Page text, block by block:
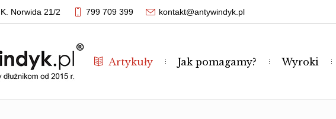
Norwida 21/2 799 709 399 kontakt@antywindyk.pl
Artykuły Jak pomagamy? Wyroki